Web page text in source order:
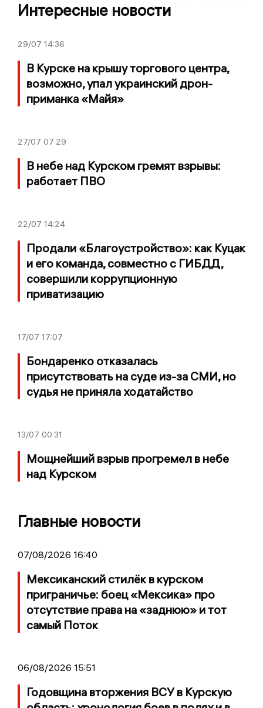
Интересные новости
29/07 14:36
В Курске на крышу торгового центра,
возможно, упал украинский дрон-
приманка «Майя»
27/07 07:29
В небе над Курском гремят взрывы:
работает ПВО
22/07 14:24
Продали «Благоустройство»: как Куцак
и его команда, совместно с ГИБДД,
совершили коррупционную
приватизацию
17/07 17:07
Бондаренко отказалась
присутствовать на суде из-за СМИ, но
судья не приняла ходатайство
13/07 00:31
Мощнейший взрыв прогремел в небе
над Курском
Главные новости
07/08/2026 16:40
Мексиканский стилёк в курском
приграничье: боец «Мексика» про
отсутствие права на «заднюю» и тот
самый Поток
06/08/2026 15:51
Годовщина вторжения ВСУ в Курскую